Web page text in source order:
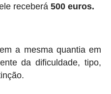
receberá 500 euros.
a mesma quantia em
da dificuldade, tipo,